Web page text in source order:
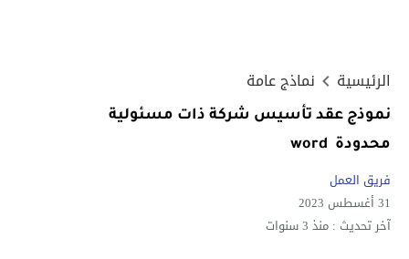
الرئيسية نماذج عامة
نموذج عقد تأسيس شركة ذات مسئولية
محدودة word
فريق العمل
31 أغسطس 2023
آخر تحديث : منذ 3 سنوات